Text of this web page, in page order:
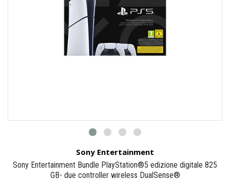
Sony Entertainment
Sony Entertainment Bundle PlayStation®5 edizione digitale 825
GB- due controller wireless DualSense®